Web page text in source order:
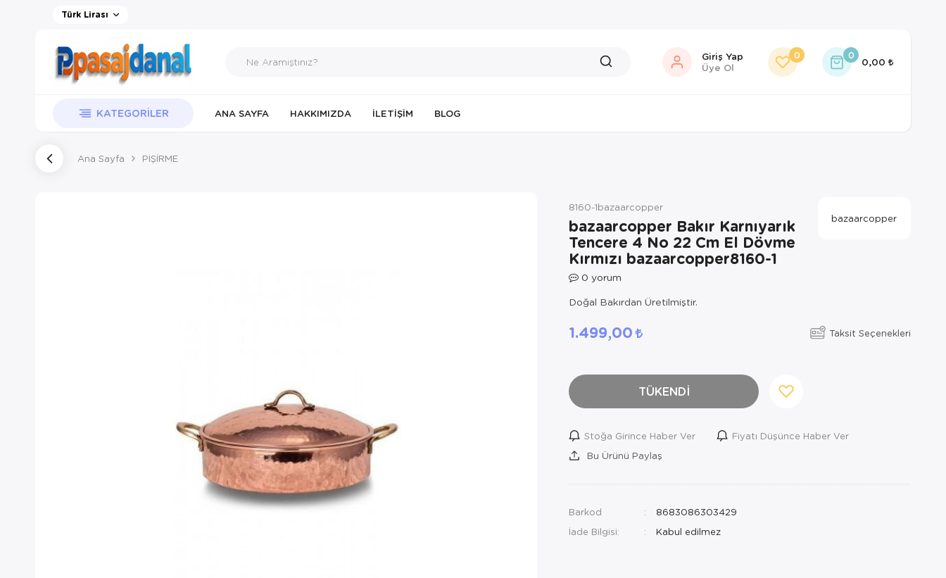
Türk Lirası
Giriş Yap
Üye Ol
0 0
0,00
KATEGORILER ANA SAYFA HAKKIMIZDA İLETIŞIM BLOG
Ana Sayfa PİŞİRME
8160-1bazaarcopper
bazaarcopper Bakır Karnıyarık
Tencere 4 No 22 Cm El Dövme
Kırmızı bazaarcopper8160-1
0 yorum
bazaarcopper
Doğal Bakırdan Üretilmiştir.
1.499,00 Taksit Seçenekleri
TÜKENDİ
Stoğa Girince Haber Ver
Fiyatı Düşünce Haber Ver
Bu Ürünü Paylaş
Barkod
8683086303429
İade Bilgisi: